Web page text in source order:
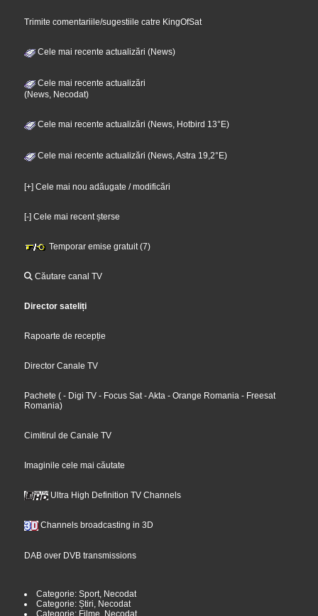
Trimite comentariile/sugestiile catre KingOfSat
Cele mai recente actualizări (News)
Cele mai recente actualizări
(News, Necodat)
Cele mai recente actualizări (News, Hotbird 13°E)
Cele mai recente actualizări (News, Astra 19,2°E)
[+] Cele mai nou adăugate / modificări
[-] Cele mai recent șterse
Temporar emise gratuit (7)
Căutare canal TV
Director sateliți
Rapoarte de recepție
Director Canale TV
Pachete (- Digi TV - Focus Sat- Akta - Orange Romania - Freesat
Romania)
Cimitirul de Canale TV
Imaginile cele mai căutate
Ultra High Definition TV Channels
Channels broadcasting in 3D
DAB over DVB transmissions
Categorie: Sport, Necodat
Categorie: Știri, Necodat